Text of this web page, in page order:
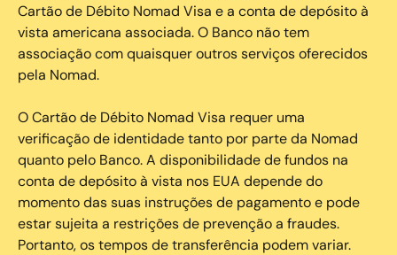
Cartão de Débito Nomad Visa e a conta de depósito à
vista americana associada. O Banco não tem
associação com quaisquer outros serviços oferecidos
pela Nomad.
O Cartão de Débito Nomad Visa requer uma
verificação de identidade tanto por parte da Nomad
quanto pelo Banco. A disponibilidade de fundos na
conta de depósito à vista nos EUA depende do
momento das suas instruções de pagamento e pode
estar sujeita a restrições de prevenção a fraudes.
Portanto, os tempos de transferência podem variar.